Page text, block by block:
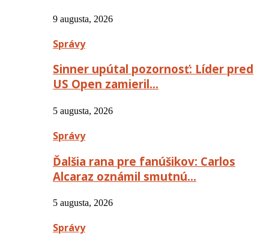
9 augusta, 2026
Správy
Sinner upútal pozornosť: Líder pred
US Open zamieril…
5 augusta, 2026
Správy
Ďalšia rana pre fanúšikov: Carlos
Alcaraz oznámil smutnú…
5 augusta, 2026
Správy